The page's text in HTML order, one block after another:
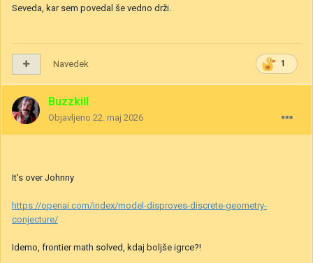
Seveda, kar sem povedal še vedno drži.
1
Navedek
Buzzkill
Objavljeno 22. maj 2026
It's over Johnny
https://openai.com/index/model-disproves-discrete-geometry-
conjecture/
Idemo, frontier math solved, kdaj boljše igrce?!